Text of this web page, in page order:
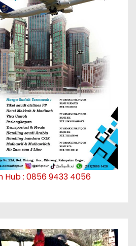
: 0856 9433 4056